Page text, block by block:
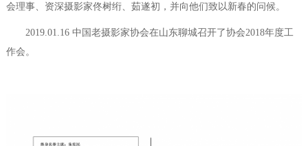
会理事、资深摄影家佟树绗、茹遂初，并向他们致以新春的问候。
2019.01.16 中国老摄影家协会在山东聊城召开了协会2018年度工
作会。